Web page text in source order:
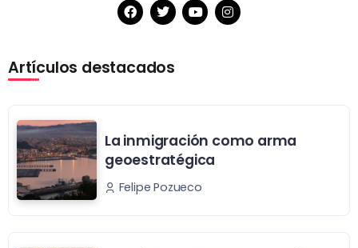
Artículos destacados
La inmigración como arma
geoestratégica
Felipe Pozueco